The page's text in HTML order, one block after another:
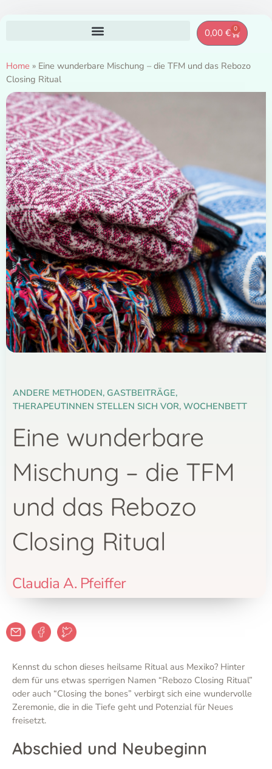
0,00 € 0
Home » Eine wunderbare Mischung – die TFM und das Rebozo
Closing Ritual
ANDERE METHODEN, GASTBEITRÄGE,
THERAPEUTINNEN STELLEN SICH VOR, WOCHENBETT
Eine wunderbare
Mischung – die TFM
und das Rebozo
Closing Ritual
Claudia A. Pfeiffer
Kennst du schon dieses heilsame Ritual aus Mexiko? Hinter
dem für uns etwas sperrigen Namen “Rebozo Closing Ritual”
oder auch “Closing the bones” verbirgt sich eine wundervolle
Zeremonie, die in die Tiefe geht und Potenzial für Neues
freisetzt.
Abschied und Neubeginn